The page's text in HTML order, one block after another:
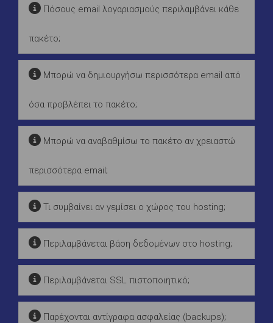
Πόσους email λογαριασμούς περιλαμβάνει κάθε
πακέτο;
Μπορώ να δημιουργήσω περισσότερα email από
όσα προβλέπει το πακέτο;
Μπορώ να αναβαθμίσω το πακέτο αν χρειαστώ
περισσότερα email;
Τι συμβαίνει αν γεμίσει ο χώρος του hosting;
Περιλαμβάνεται βάση δεδομένων στο hosting;
Περιλαμβάνεται SSL πιστοποιητικό;
Παρέχονται αντίγραφα ασφαλείας (backups);